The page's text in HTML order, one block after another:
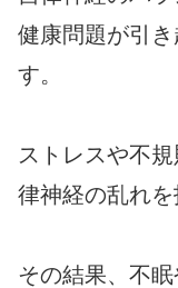
健康問題が引
す。
ストレスや不
律神経の乱れを
その結果、不